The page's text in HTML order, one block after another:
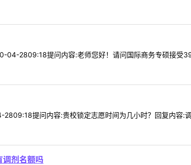
04-2809:18提问内容:老师您好！请问国际商务专硕接受
提问内容:贵校锁定志愿时间为几小时？回复内容:
调剂名额吗